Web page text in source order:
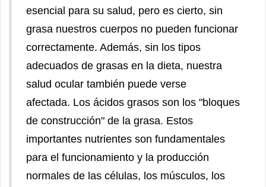
esencial para su salud, pero es cierto, sin
grasa nuestros cuerpos no pueden funcionar
correctamente. Además, sin los tipos
adecuados de grasas en la dieta, nuestra
salud ocular también puede verse
afectada. Los ácidos grasos son los "bloques
de construcción" de la grasa. Estos
importantes nutrientes son fundamentales
para el funcionamiento y la producción
normales de las células, los músculos, los